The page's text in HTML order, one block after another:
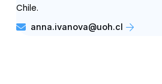
Chile.
anna.ivanova@uoh.cl